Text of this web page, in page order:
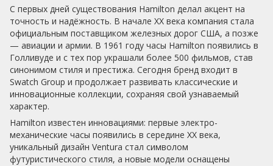
С первых дней существования Hamilton делал акцент на
точность и надёжность. В начале XX века компания стала
официальным поставщиком железных дорог США, а позже
— авиации и армии. В 1961 году часы Hamilton появились в
Голливуде и с тех пор украшали более 500 фильмов, став
синонимом стиля и престижа. Сегодня бренд входит в
Swatch Group и продолжает развивать классические и
инновационные коллекции, сохраняя свой узнаваемый
характер.
Hamilton известен инновациями: первые электро-
механические часы появились в середине XX века,
уникальный дизайн Ventura стал символом
футуристического стиля, а новые модели оснащены